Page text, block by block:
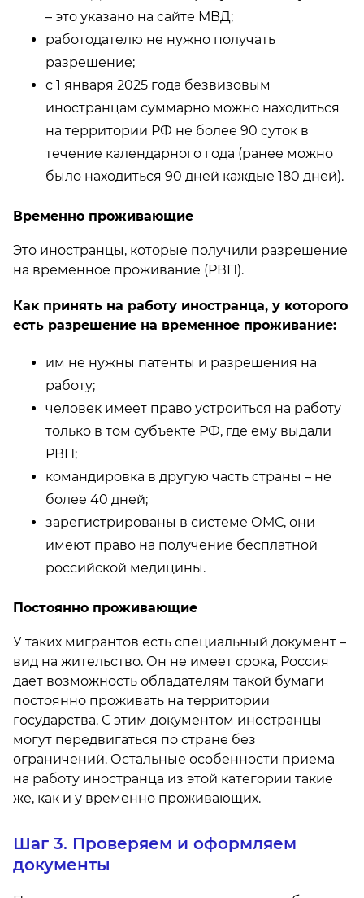
– это указано на сайте МВД;
работодателю не нужно получать
разрешение;
с 1 января 2025 года безвизовым
иностранцам суммарно можно находиться
на территории РФ не более 90 суток в
течение календарного года (ранее можно
было находиться 90 дней каждые 180 дней).
Временно проживающие
Это иностранцы, которые получили разрешение
на временное проживание (РВП).
Как принять на работу иностранца, у которого
есть разрешение на временное проживание:
им не нужны патенты и разрешения на
работу;
человек имеет право устроиться на работу
только в том субъекте РФ, где ему выдали
РВП;
командировка в другую часть страны – не
более 40 дней;
зарегистрированы в системе ОМС, они
имеют право на получение бесплатной
российской медицины.
Постоянно проживающие
У таких мигрантов есть специальный документ –
вид на жительство. Он не имеет срока, Россия
дает возможность обладателям такой бумаги
постоянно проживать на территории
государства. С этим документом иностранцы
могут передвигаться по стране без
ограничений. Остальные особенности приема
на работу иностранца из этой категории такие
же, как и у временно проживающих.
Шаг 3. Проверяем и оформляем
документы